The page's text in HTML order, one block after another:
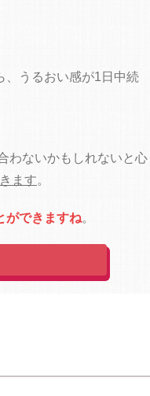
、うるおい感が1日中続
わないかもしれないと心
ます。
ができますね。